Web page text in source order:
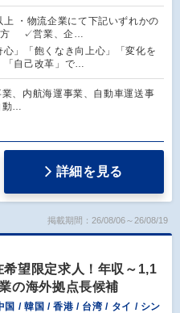
上 ・物流企業にて下記いずれかの
方 ✓営業、企…
心」「飽くなき向上心」「変化を
「自己改革」で…
、内航海運事業、自動車運送事
動…
詳細を見る
掲載期間：26/08/06～26/08/19
希望限定求人！年収～1,1
の海外拠点長候補
国 / 韓国 / 香港 / 台湾 / タイ / シン